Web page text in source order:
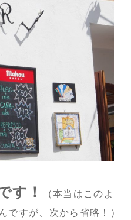
す！
（本当はこのよ
ですが、次から省略！）